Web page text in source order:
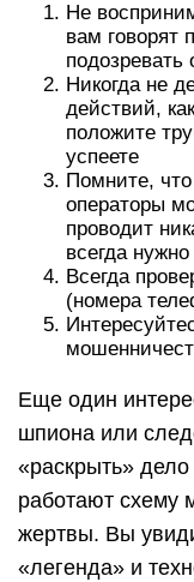
Не
вам говорят
подозревать
Никогда не
действий,
положите
успеете
Помните,
операторы
проводит
всегда
Всегда
(номера
Еще один
шпиона или
«раскрыть»
работают схему
жертвы. Вы
«легенда» и